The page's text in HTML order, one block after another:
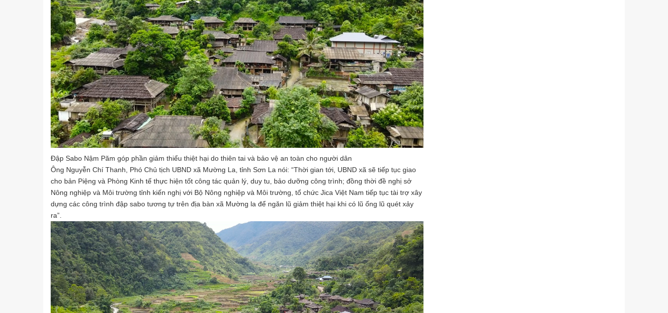
Đập Sabo Nậm Păm góp phần giảm thiểu thiệt hại do thiên tai và bảo vệ an toàn cho người dân
Ông Nguyễn Chí Thanh, Phó Chủ tịch UBND xã Mường La, tỉnh Sơn La nói: “Thời gian tới, UBND xã sẽ tiếp tục giao
cho bản Piệng và Phòng Kinh tế thực hiện tốt công tác quản lý, duy tu, bảo dưỡng công trình; đồng thời đề nghị sở
Nông nghiệp và Môi trường tỉnh kiến nghị với Bộ Nông nghiệp và Môi trường, tổ chức Jica Việt Nam tiếp tục tài trợ xây
dựng các công trình đập sabo tương tự trên địa bàn xã Mường la để ngăn lũ giảm thiệt hại khi có lũ ống lũ quét xảy
ra”.